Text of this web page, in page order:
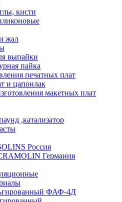
кисти
жал
выпайки
пайка
печатных плат
и цапонлак
макетных плат
,катализатор
Россия
Германия
ФАФ-4Д